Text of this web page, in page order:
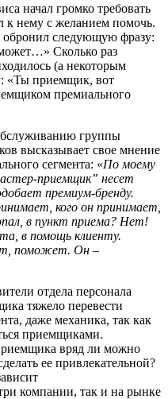
начал громко требовать
к нему с желанием помочь.
следующую фразу:
Сколько раз
(а некоторым
«Ты приемщик, вот
премиального
группы
высказывает свое мнение
сегмента: «По моему
приемщик” несет
премиум-бренду.
кого он принимает,
в пункт приема? Нет!
в помощь клиенту.
поможет. Он –
отдела персонала
тяжело перевести
даже механика, так как
приемщиками.
вряд ли можно
ее привлекательной?
компании, так и на рынке